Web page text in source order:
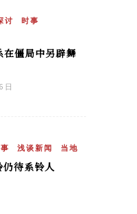
讨
时事
在僵局中另辟舞
日
浅谈新闻 当地
待系铃人